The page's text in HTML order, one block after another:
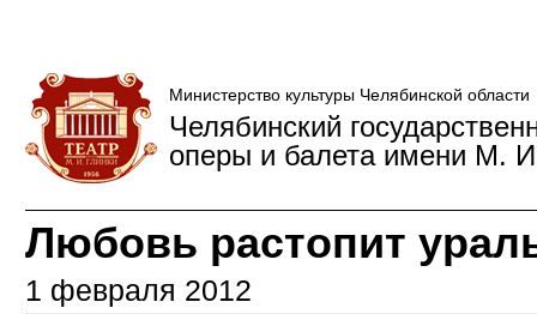
Министерство культуры Челябинской области
Челябинский
оперы и балета имени М.
Любовь растопит
1 февраля 2012